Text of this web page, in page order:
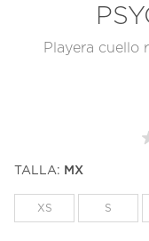
Playera cuello
TALLA: MX
XS S